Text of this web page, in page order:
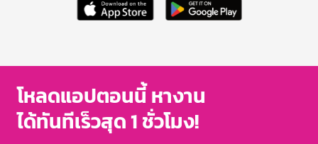
โหลดแอปตอนนี้ หางาน
ได้ทันทีเร็วสุด 1 ชั่วโมง!